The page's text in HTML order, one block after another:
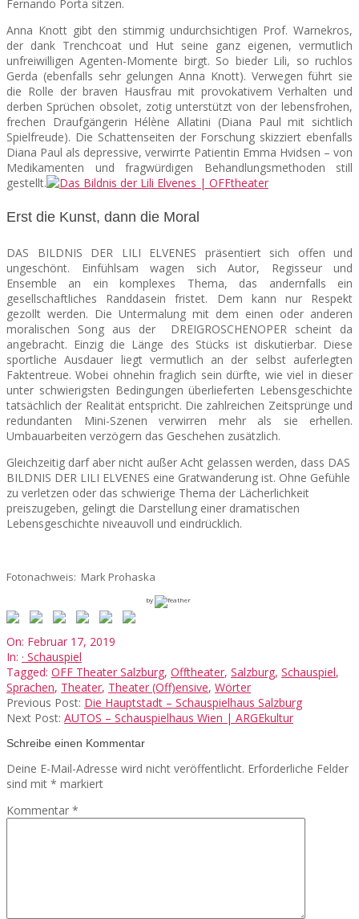
Fernando Porta sitzen.
Anna Knott gibt den stimmig undurchsichtigen Prof. Warnekros,
der dank Trenchcoat und Hut seine ganz eigenen, vermutlich
unfreiwilligen Agenten-Momente birgt. So bieder Lili, so ruchlos
Gerda (ebenfalls sehr gelungen Anna Knott). Verwegen führt sie
die Rolle der braven Hausfrau mit provokativem Verhalten und
derben Sprüchen obsolet, zotig unterstützt von der lebensfrohen,
frechen Draufgängerin Hélène Allatini (Diana Paul mit sichtlich
Spielfreude). Die Schattenseiten der Forschung skizziert ebenfalls
Diana Paul als depressive, verwirrte Patientin Emma Hvidsen – von
Medikamenten und fragwürdigen Behandlungsmethoden still
gestellt.
Erst die Kunst, dann die Moral
DAS BILDNIS DER LILI ELVENES präsentiert sich offen und
ungeschönt. Einfühlsam wagen sich Autor, Regisseur und
Ensemble an ein komplexes Thema, das andernfalls ein
gesellschaftliches Randdasein fristet. Dem kann nur Respekt
gezollt werden. Die Untermalung mit dem einen oder anderen
moralischen Song aus der DREIGROSCHENOPER scheint da
angebracht. Einzig die Länge des Stücks ist diskutierbar. Diese
sportliche Ausdauer liegt vermutlich an der selbst auferlegten
Faktentreue. Wobei ohnehin fraglich sein dürfte, wie viel in dieser
unter schwierigsten Bedingungen überlieferten Lebensgeschichte
tatsächlich der Realität entspricht. Die zahlreichen Zeitsprünge und
redundanten Mini-Szenen verwirren mehr als sie erhellen.
Umbauarbeiten verzögern das Geschehen zusätzlich.
Gleichzeitig darf aber nicht außer Acht gelassen werden, dass DAS
BILDNIS DER LILI ELVENES eine Gratwanderung ist. Ohne Gefühle
zu verletzen oder das schwierige Thema der Lächerlichkeit
preiszugeben, gelingt die Darstellung einer dramatischen
Lebensgeschichte niveauvoll und eindrücklich.
Fotonachweis: Mark Prohaska
by
2019-
02-
17
On: Februar 17, 2019
In: · Schauspiel
Tagged: OFF Theater Salzburg, Offtheater, Salzburg, Schauspiel,
Sprachen, Theater, Theater (Off)ensive, Wörter
Previous Post: Die Hauptstadt – Schauspielhaus Salzburg
Next Post: AUTOS – Schauspielhaus Wien | ARGEkultur
Schreibe einen Kommentar
Deine E-Mail-Adresse wird nicht veröffentlicht. Erforderliche Felder
sind mit * markiert
Kommentar *